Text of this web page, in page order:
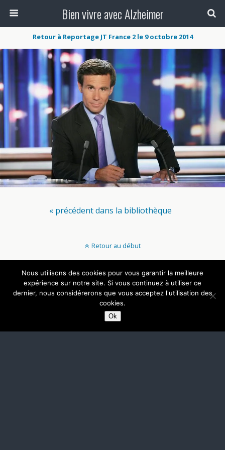
Bien vivre avec Alzheimer
Retour à Reportage JT France 2 le 9 octobre 2014
« précédent dans la bibliothèque
Retour au début
Mobile Bureau
Nous utilisons des cookies pour vous garantir la meilleure
expérience sur notre site. Si vous continuez à utiliser ce
dernier, nous considérerons que vous acceptez l'utilisation des
cookies.
Ok